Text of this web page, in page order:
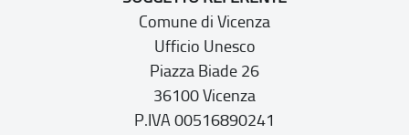
Comune di Vicenza
Ufficio Unesco
Piazza Biade 26
36100 Vicenza
P.IVA 00516890241